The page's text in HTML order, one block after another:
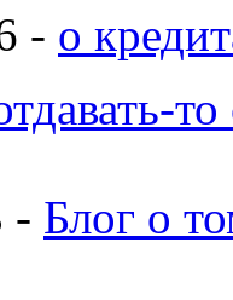
- о
- Блог о